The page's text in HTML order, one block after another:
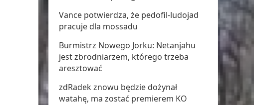
Vance potwierdza, że pedofil-ludojad
pracuje dla mossadu
Burmistrz Nowego Jorku: Netanjahu
jest zbrodniarzem, którego trzeba
aresztować
zdRadek znowu będzie dożynał
watahę, ma zostać premierem KO